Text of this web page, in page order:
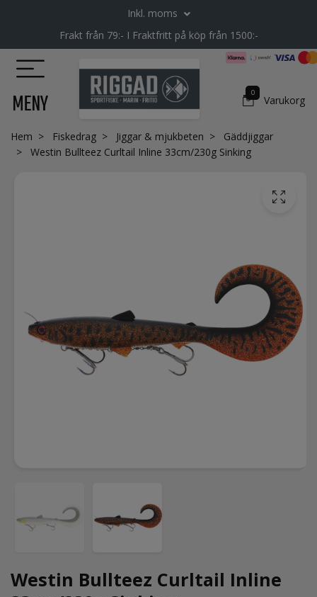
Inkl. moms
Frakt från 79:- I Fraktfritt på köp från 1500:-
MENY 0
Varukorg
Hem Fiskedrag Jiggar & mjukbeten
Gäddjiggar
Westin Bullteez Curltail Inline 33cm/230g Sinking
Westin Bullteez Curltail Inline